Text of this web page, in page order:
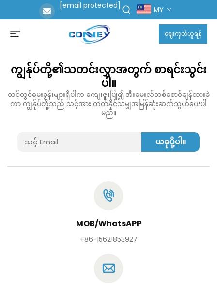
[email protected] MY
ဈေးကုတ်ယူရန်
ကျွန်ုပ်တို့၏သတင်းလွှာအတွက် စာရင်းသွင်း
ပါ။
သင့်တွင်မေးခွန်းများရှိပါက ကျေးဇူးပြု၍ အီးမေးလ်တစ်စောင်ချန်ထားခဲ့
ကာ ကျွန်ုပ်တို့သည် သင့်အား တတ်နိုင်သမျှအမြန်ဆုံးဆက်သွယ်ပေးပါ
မည်။
ယခုပို့ပါ။
MOB/WhatsAPP
+86-15621853927